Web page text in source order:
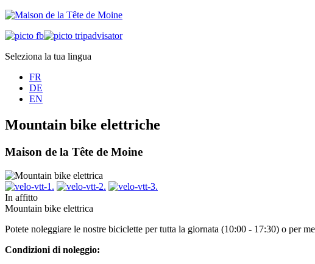
Seleziona la tua lingua
FR
DE
EN
Mountain bike elettriche
Maison de la Tête de Moine
In affitto
Mountain bike elettrica
Potete noleggiare le nostre biciclette per tutta la giornata (10:00 - 17:30) o per
Condizioni di noleggio: